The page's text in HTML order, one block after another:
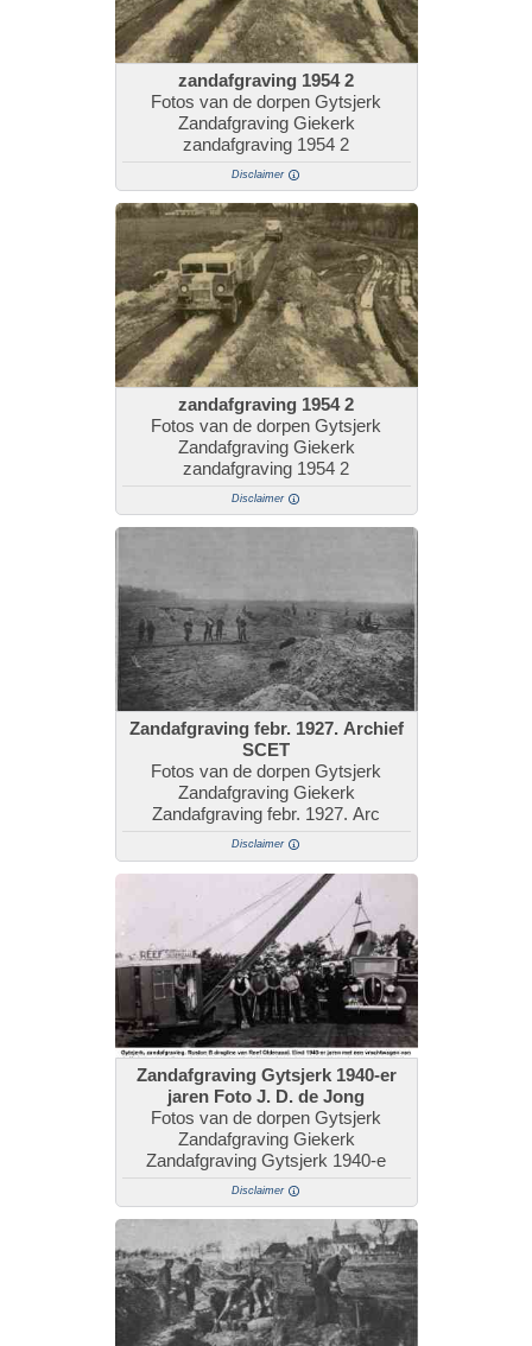
zandafgraving 1954 2
Fotos van de dorpen Gytsjerk
Zandafgraving Giekerk
zandafgraving 1954 2
Disclaimer
zandafgraving 1954 2
Fotos van de dorpen Gytsjerk
Zandafgraving Giekerk
zandafgraving 1954 2
Disclaimer
Zandafgraving febr. 1927. Archief
SCET
Fotos van de dorpen Gytsjerk
Zandafgraving Giekerk
Zandafgraving febr. 1927. Arc
Disclaimer
Zandafgraving Gytsjerk 1940-er
jaren Foto J. D. de Jong
Fotos van de dorpen Gytsjerk
Zandafgraving Giekerk
Zandafgraving Gytsjerk 1940-e
Disclaimer